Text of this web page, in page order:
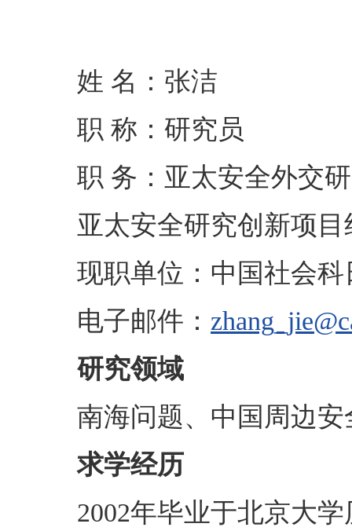
姓 名：张洁
职 称：研究员
职 务：亚太安全外交
亚太安全研究创新项
现职单位：中国社会
电子邮件：
研究领域
南海问题、中国周边
求学经历
2002年毕业于北京大